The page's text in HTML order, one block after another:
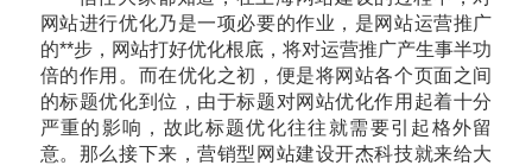
网站进行优化乃是一项必要的作业，是网站运营推广
的**步，网站打好优化根底，将对运营推广产生事半功
倍的作用。而在优化之初，便是将网站各个页面之间
的标题优化到位，由于标题对网站优化作用起着十分
严重的影响，故此标题优化往往就需要引起格外留
意。那么接下来，营销型网站建设开杰科技就来给大